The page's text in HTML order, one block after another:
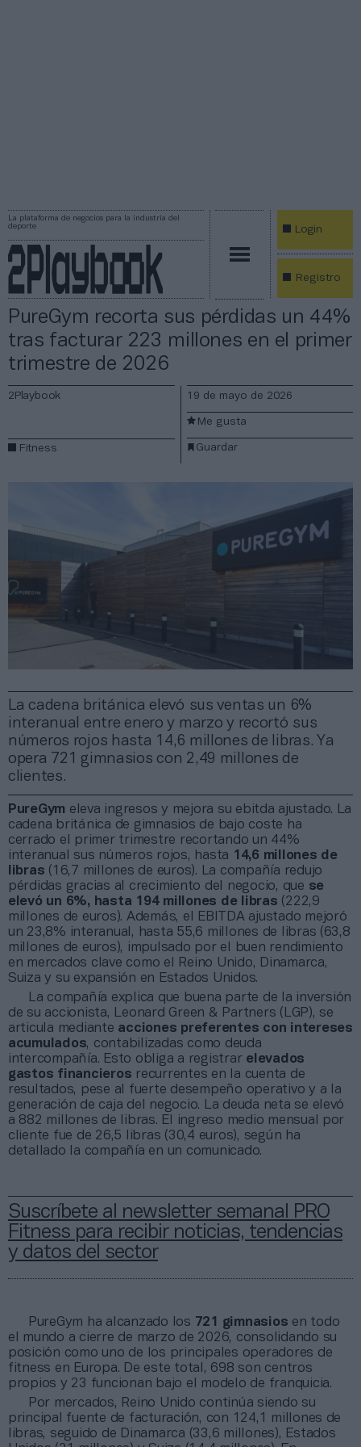
La plataforma de negocios para la industria del
deporte
Login
Registro
PureGym recorta sus pérdidas un 44%
tras facturar 223 millones en el primer
trimestre de 2026
La cadena británica elevó sus ventas un 6%
interanual entre enero y marzo y recortó sus
números rojos hasta 14,6 millones de libras. Ya
opera 721 gimnasios con 2,49 millones de
clientes.
2Playbook
Fitness
19 de mayo de 2026
Guardar
Me gusta
PureGym eleva ingresos y mejora su ebitda ajustado. La
cadena británica de gimnasios de bajo coste ha
cerrado el primer trimestre recortando un 44%
interanual sus números rojos, hasta 14,6 millones de
libras (16,7 millones de euros). La compañía redujo
pérdidas gracias al crecimiento del negocio, que se
elevó un 6%, hasta 194 millones de libras (222,9
millones de euros). Además, el EBITDA ajustado mejoró
un 23,8% interanual, hasta 55,6 millones de libras (63,8
millones de euros), impulsado por el buen rendimiento
en mercados clave como el Reino Unido, Dinamarca,
Suiza y su expansión en Estados Unidos.
La compañía explica que buena parte de la inversión
de su accionista, Leonard Green & Partners (LGP), se
articula mediante acciones preferentes con intereses
acumulados, contabilizadas como deuda
intercompañía. Esto obliga a registrarelevados
gastos financieros recurrentes en la cuenta de
resultados, pese al fuerte desempeño operativo y a la
generación de caja del negocio. La deuda neta se elevó
a 882 millones de libras. El ingreso medio mensual por
cliente fue de 26,5 libras (30,4 euros), según ha
detallado la compañía en un comunicado.
Suscríbete al newsletter semanal PRO
Fitness para recibir noticias, tendencias
y datos del sector
PureGym ha alcanzado los 721 gimnasios en todo
el mundo a cierre de marzo de 2026, consolidando su
posición como uno de los principales operadores de
fitness en Europa. De este total, 698 son centros
propios y 23 funcionan bajo el modelo de franquicia.
Por mercados, Reino Unido continúa siendo su
principal fuente de facturación, con 124,1 millones de
libras, seguido de Dinamarca (33,6 millones), Estados